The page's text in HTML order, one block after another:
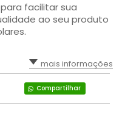
facilitar sua
ao seu produto
mais informações
Compartilhar